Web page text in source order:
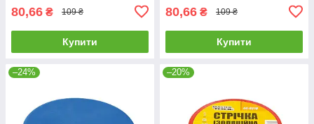
80,66 ₴ 109 ₴
Купити
80,66 ₴ 109 ₴
Купити
–24% –20%